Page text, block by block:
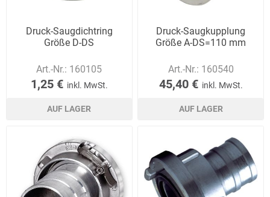
Druck-Saugdichtring
Größe D-DS
Art.-Nr.: 160105
1,25 € inkl. MwSt.
AUF LAGER
Druck-Saugkupplung
Größe A-DS=110 mm
Art.-Nr.: 160540
45,40 € inkl. MwSt.
AUF LAGER